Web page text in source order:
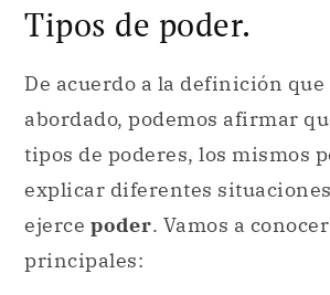
Tipos de poder.
De acuerdo a la definición que
abordado, podemos afirmar
tipos de poderes, los mismos
explicar diferentes
ejerce poder. Vamos a
principales: